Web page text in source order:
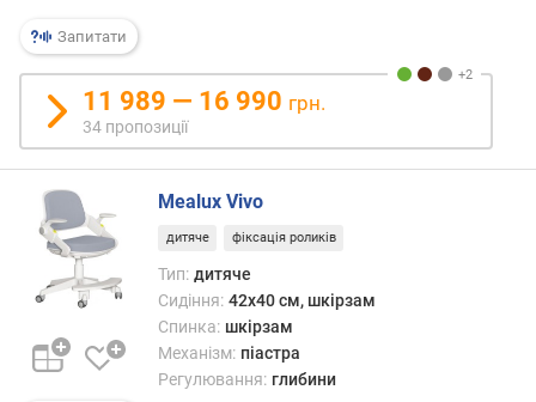
н
н
(
м
)
м
а
к
.
г
Запитати
11 989 — 16 990 грн.
34 пропозиції
Mealux Vivo
дитяче фіксація роликів
Тип: дитяче
Сидіння: 42x40 см, шкірзам
Спинка: шкірзам
Механізм: піастра
Регулювання: глибини